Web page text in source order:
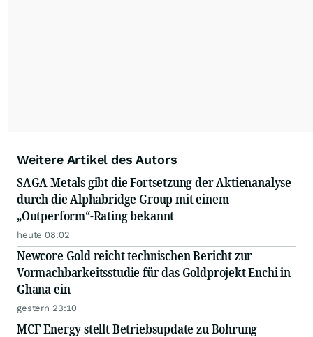
Weitere Artikel des Autors
SAGA Metals gibt die Fortsetzung der Aktienanalyse
durch die Alphabridge Group mit einem
„Outperform“-Rating bekannt
heute 08:02
Newcore Gold reicht technischen Bericht zur
Vormachbarkeitsstudie für das Goldprojekt Enchi in
Ghana ein
gestern 23:10
MCF Energy stellt Betriebsupdate zu Bohrung